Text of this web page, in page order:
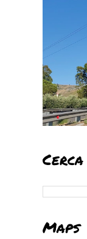
Cerca
Maps